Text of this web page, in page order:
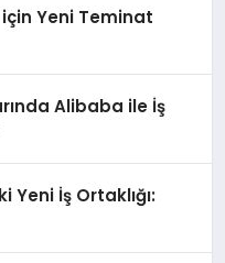
için Yeni Teminat
Alibaba ile İş
Yeni İş Ortaklığı: